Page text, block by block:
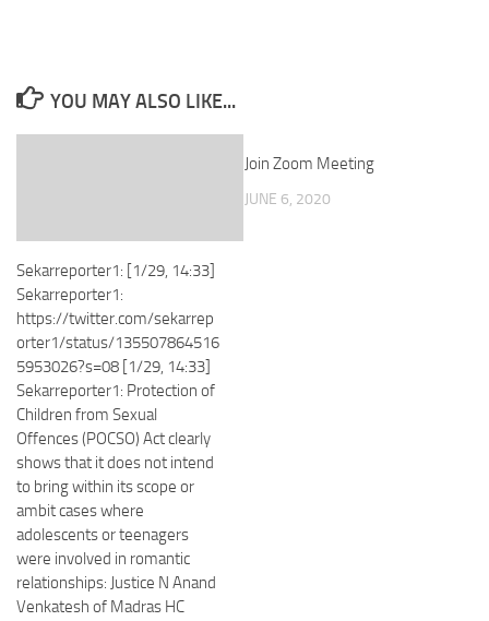
YOU MAY ALSO LIKE...
Sekarreporter1: [1/29, 14:33]
Sekarreporter1:
https://twitter.com/sekarrep
orter1/status/135507864516
5953026?s=08 [1/29, 14:33]
Sekarreporter1: Protection of
Children from Sexual
Offences (POCSO) Act clearly
shows that it does not intend
to bring within its scope or
ambit cases where
adolescents or teenagers
were involved in romantic
relationships: Justice N Anand
Venkatesh of Madras HC
Join Zoom Meeting
JUNE 6, 2020